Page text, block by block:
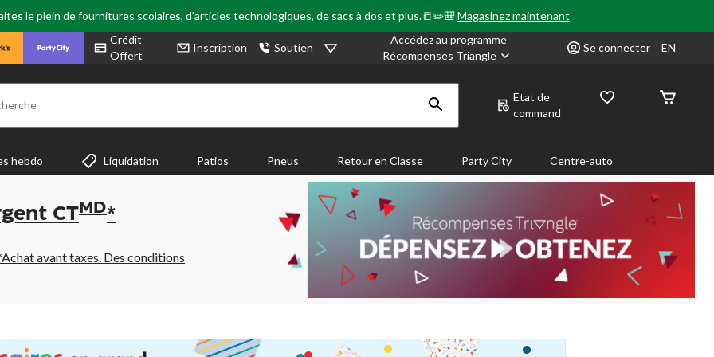
le plein de fournitures scolaires, d'articles technologiques, de sacs à dos et plus.📒✏️🎒Magasinez maintenant
Crédit
Offert
Inscription Soutien
Accédez au programme
Récompenses Triangle
Se connecter EN
État de
command
hebdo Liquidation Patios Pneus Retour en Classe Party City Centre-auto
CT MD*
avant taxes. Des conditions